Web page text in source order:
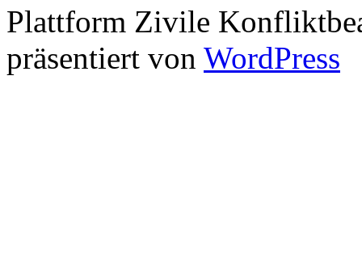
Plattform Zivile
präsentiert von WordPress